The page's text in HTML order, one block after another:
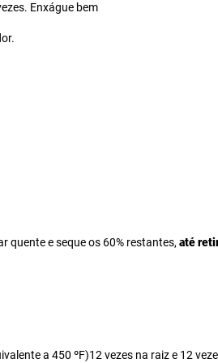
Enxágue bem
quente e seque os 60% restantes, até
a 450 ºF)12 vezes na raiz e 12